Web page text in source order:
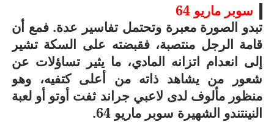
سوبر ماريو 64
تبدو الصورة معبرة وتحتمل تفاسير عدة. فمع أن
قامة الرجل منتصبة، فقبضته على السكة تشير
إلى انعدام اتزانه المادي، ما يثير تساؤلات عن
شعور من يشاهد ذاته من أعلى كتفيه، وهو
منظور مألوف لدى لاعبي جراند ثفت أوتو أو لعبة
النينتندو الشهيرة سوبر ماريو 64.